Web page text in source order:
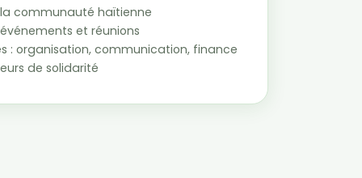
communauté haïtienne
et réunions
: organisation, communication, finance
de solidarité